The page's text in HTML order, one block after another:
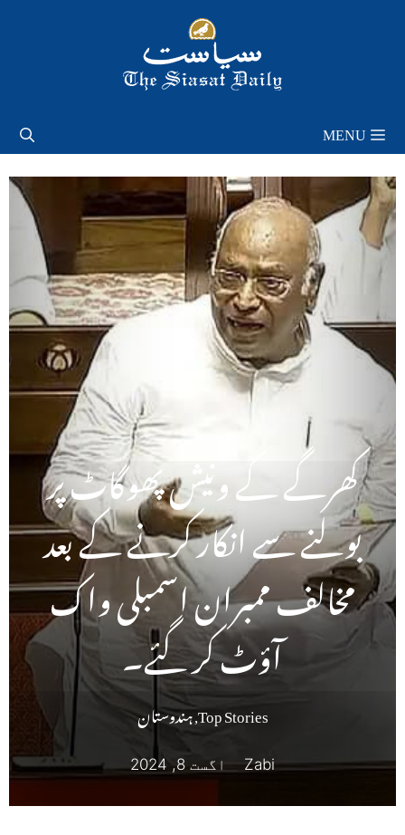
MENU
کھرگے کے ونیش پھوگاٹ پر
بولنے سے انکار کرنے کے بعد
مخالف ممبران اسمبلی واک
آؤٹ کر گئے۔
Top Stories
,ہندوستان
Zabi اگست 8, 2024